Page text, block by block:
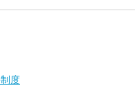
度